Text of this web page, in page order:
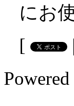
にお
[
|